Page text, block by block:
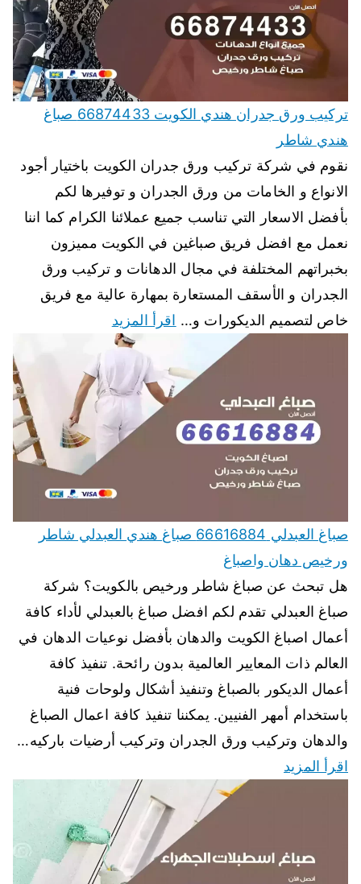
تركيب ورق جدران هندي الكويت 66874433 صباغ
هندي شاطر
نقوم في شركة تركيب ورق جدران الكويت باختيار أجود
الانواع و الخامات من ورق الجدران و توفيرها لكم
بأفضل الاسعار التي تناسب جميع عملائنا الكرام كما اننا
نعمل مع افضل فريق صباغين في الكويت مميزون
بخبراتهم المختلفة في مجال الدهانات و تركيب ورق
الجدران و الأسقف المستعارة بمهارة عالية مع فريق
خاص لتصميم الديكورات و… اقرأ المزيد
صباغ العبدلي 66616884 صباغ هندي العبدلي شاطر
ورخيص دهان واصباغ
هل تبحث عن صباغ شاطر ورخيص بالكويت؟ شركة
صباغ العبدلي تقدم لكم افضل صباغ بالعبدلي لأداء كافة
أعمال اصباغ الكويت والدهان بأفضل نوعيات الدهان في
العالم ذات المعايير العالمية بدون رائحة. تنفيذ كافة
أعمال الديكور بالصباغ وتنفيذ أشكال ولوحات فنية
باستخدام أمهر الفنيين. يمكننا تنفيذ كافة اعمال الصباغ
والدهان وتركيب ورق الجدران وتركيب أرضيات باركيه…
اقرأ المزيد